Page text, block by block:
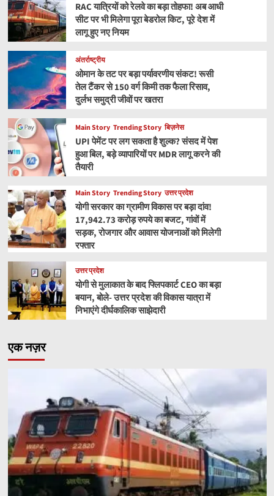
RAC यात्रियों को रेलवे का बड़ा तोहफा! अब आधी
सीट पर भी मिलेगा पूरा बेडरोल किट, पूरे देश में
लागू हुए नए नियम
अंतर्राष्ट्रीय
ओमान के तट पर बड़ा पर्यावरणीय संकट! रूसी
तेल टैंकर से 150 वर्ग किमी तक फैला रिसाव,
दुर्लभ समुद्री जीवों पर खतरा
Main Story Trending Story बिज़नेस
UPI पेमेंट पर लग सकता है शुल्क? संसद में पेश
हुआ बिल, बड़े व्यापारियों पर MDR लागू करने की
तैयारी
Main Story Trending Story उत्तर प्रदेश
योगी सरकार का ग्रामीण विकास पर बड़ा दांव!
17,942.73 करोड़ रुपये का बजट, गांवों में
सड़क, रोजगार और आवास योजनाओं को मिलेगी
रफ्तार
उत्तर प्रदेश
योगी से मुलाकात के बाद फ्लिपकार्ट CEO का बड़ा
बयान, बोले- उत्तर प्रदेश की विकास यात्रा में
निभाएंगे दीर्घकालिक साझेदारी
एक नज़र